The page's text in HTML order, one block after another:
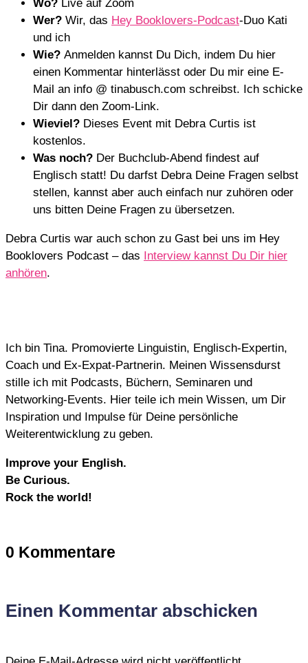
Wo? Live auf Zoom
Wer? Wir, das Hey Booklovers-Podcast-Duo Kati
und ich
Wie? Anmelden kannst Du Dich, indem Du hier
einen Kommentar hinterlässt oder Du mir eine E-
Mail an info @ tinabusch.com schreibst. Ich schicke
Dir dann den Zoom-Link.
Wieviel? Dieses Event mit Debra Curtis ist
kostenlos.
Was noch? Der Buchclub-Abend findest auf
Englisch statt! Du darfst Debra Deine Fragen selbst
stellen, kannst aber auch einfach nur zuhören oder
uns bitten Deine Fragen zu übersetzen.
Debra Curtis war auch schon zu Gast bei uns im Hey
Booklovers Podcast – das Interview kannst Du Dir hier
anhören.
Ich bin Tina. Promovierte Linguistin, Englisch-Expertin,
Coach und Ex-Expat-Partnerin. Meinen Wissensdurst
stille ich mit Podcasts, Büchern, Seminaren und
Networking-Events. Hier teile ich mein Wissen, um Dir
Inspiration und Impulse für Deine persönliche
Weiterentwicklung zu geben.
Improve your English.
Be Curious.
Rock the world!
0 Kommentare
Einen Kommentar abschicken